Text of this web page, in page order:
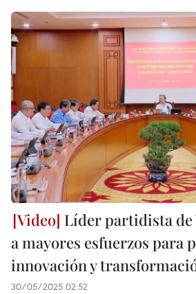
Líder partidista de
a mayores esfuerzos para
innovación y
30/05/2025 02:52